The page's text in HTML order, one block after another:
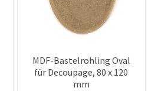
MDF-Bastelrohling Oval
für Decoupage, 80 x 120
mm